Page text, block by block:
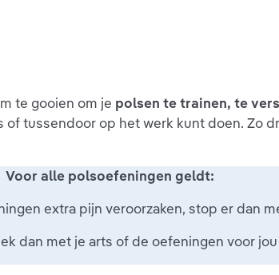
te gooien om je polsen te trainen, te
tussendoor op het werk kunt doen. Zo
Voor alle polsoefeningen geldt:
extra pijn veroorzaken, stop er dan
dan met je arts of de oefeningen voor